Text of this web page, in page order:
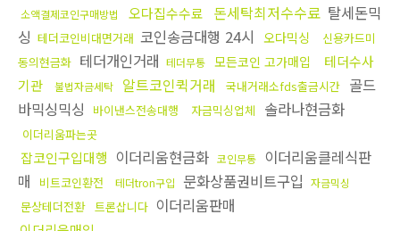
소액결제코인구매방법 오다집수수료 돈세탁최저수수료 탈세돈믹
싱 테더코인비대면거래 코인송금대행 24시 오다믹싱
신용카드미
동의현금화 테더개인거래 테더무통 모든코인 고가매입
테더수사
기관
불법자금세탁 알트코인퀵거래 국내거래소fds출금시간 골드
바믹싱믹싱
바이낸스전송대행 자금믹싱업체 솔라나현금화
이더리움파는곳
잡코인구입대행 이더리움현금화 코인무통
이더리움클레식판
매
비트코인환전 테더tron구입 문화상품권비트구입 자금믹싱
문상테더전환 트론삽니다 이더리움판매